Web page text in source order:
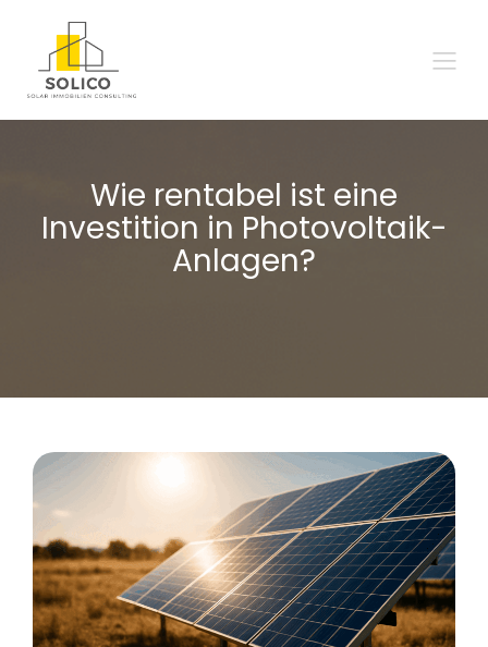
Wie rentabel ist eine
Investition in Photovoltaik-
Anlagen?